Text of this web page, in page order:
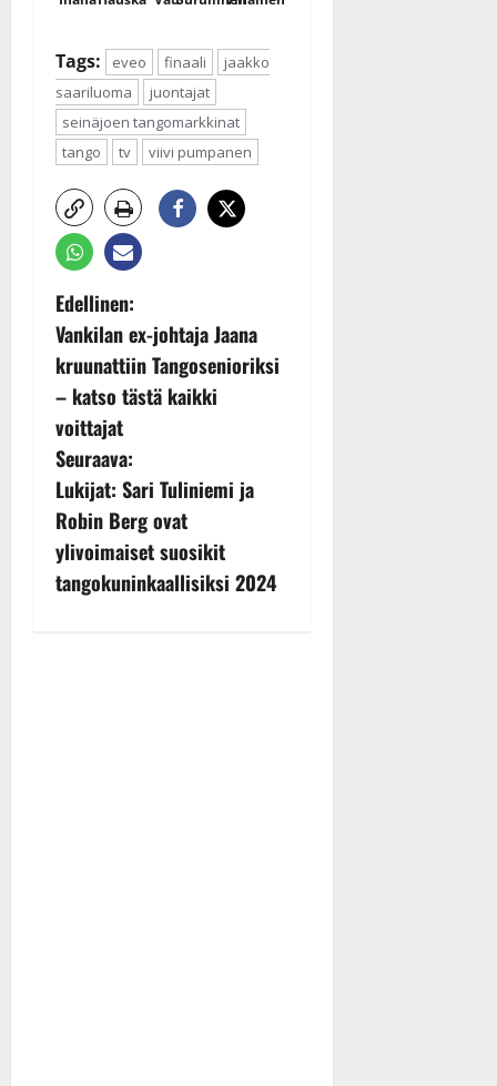
Tags: eveo finaali
jaakko
saariluoma
juontajat
seinäjoen tangomarkkinat
tango
tv viivi pumpanen
P
o
s
t
n
a
v
Edellinen:
Vankilan ex-johtaja Jaana
kruunattiin Tangosenioriksi
– katso tästä kaikki
voittajat
Seuraava:
Lukijat: Sari Tuliniemi ja
Robin Berg ovat
ylivoimaiset suosikit
tangokuninkaallisiksi 2024